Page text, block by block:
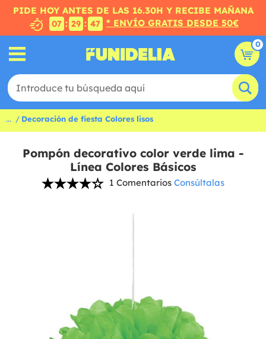
PIDE HOY ANTES DE LAS 16.30H Y RECIBE MAÑANA
07 : 29 : 46 * ENVÍO GRATIS DESDE 50€
0
... Decoración de fiesta Colores lisos
Pompón decorativo color verde lima -
Línea Colores Básicos
1 Comentarios Consúltalas